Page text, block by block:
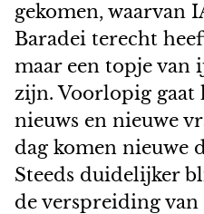
gekomen, waarvan
Baradei terecht
maar een topje van
zijn. Voorlopig gaat
nieuws en nieuwe
dag komen nieuwe
Steeds duidelijker
de verspreiding van